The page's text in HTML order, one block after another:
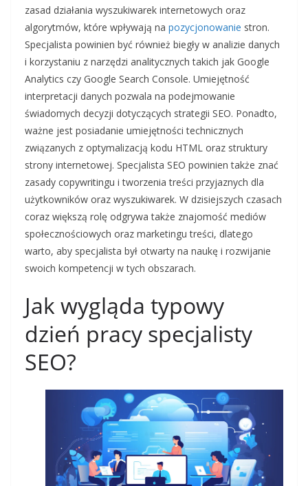
zasad działania wyszukiwarek internetowych oraz
algorytmów, które wpływają na pozycjonowanie stron.
Specjalista powinien być również biegły w analizie danych
i korzystaniu z narzędzi analitycznych takich jak Google
Analytics czy Google Search Console. Umiejętność
interpretacji danych pozwala na podejmowanie
świadomych decyzji dotyczących strategii SEO. Ponadto,
ważne jest posiadanie umiejętności technicznych
związanych z optymalizacją kodu HTML oraz struktury
strony internetowej. Specjalista SEO powinien także znać
zasady copywritingu i tworzenia treści przyjaznych dla
użytkowników oraz wyszukiwarek. W dzisiejszych czasach
coraz większą rolę odgrywa także znajomość mediów
społecznościowych oraz marketingu treści, dlatego
warto, aby specjalista był otwarty na naukę i rozwijanie
swoich kompetencji w tych obszarach.
Jak wygląda typowy
dzień pracy specjalisty
SEO?